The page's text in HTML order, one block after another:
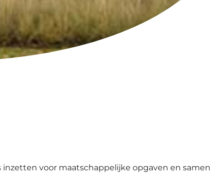
voor maatschappelijke opgaven en samen